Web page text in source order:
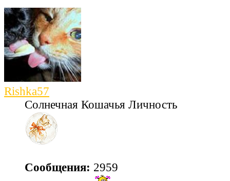
Rishka57
Солнечная Кошачья Личность
Сообщения: 2959